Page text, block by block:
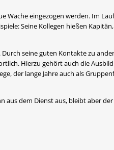
Wache eingezogen werden. Im
Seine Kollegen hießen
seine guten Kontakte zu
Hierzu gehört auch die
der lange Jahre auch als
aus dem Dienst aus, bleibt aber